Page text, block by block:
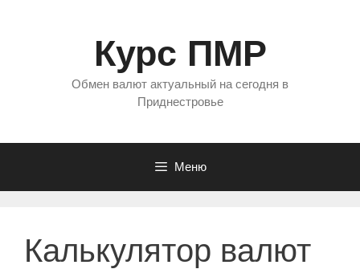
Курс ПМР
Обмен валют актуальный на сегодня в
Приднестровье
Меню
Калькулятор валют